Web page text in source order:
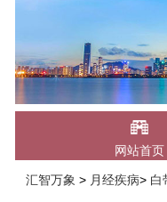
网站首页
汇智万象 > 月经疾病> 白